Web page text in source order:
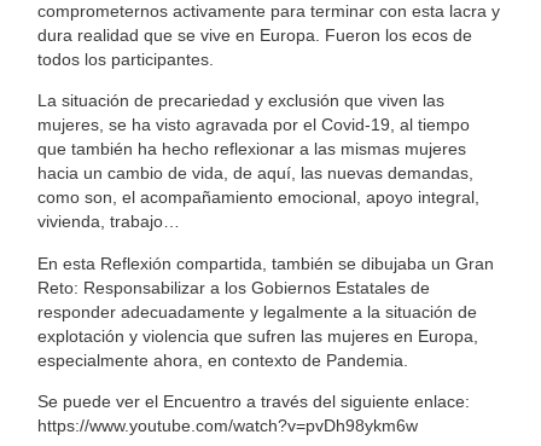
comprometernos activamente para terminar con esta lacra y
dura realidad que se vive en Europa. Fueron los ecos de
todos los participantes.
La situación de precariedad y exclusión que viven las
mujeres, se ha visto agravada por el Covid-19, al tiempo
que también ha hecho reflexionar a las mismas mujeres
hacia un cambio de vida, de aquí, las nuevas demandas,
como son, el acompañamiento emocional, apoyo integral,
vivienda, trabajo…
En esta Reflexión compartida, también se dibujaba un Gran
Reto: Responsabilizar a los Gobiernos Estatales de
responder adecuadamente y legalmente a la situación de
explotación y violencia que sufren las mujeres en Europa,
especialmente ahora, en contexto de Pandemia.
Se puede ver el Encuentro a través del siguiente enlace:
https://www.youtube.com/watch?v=pvDh98ykm6w